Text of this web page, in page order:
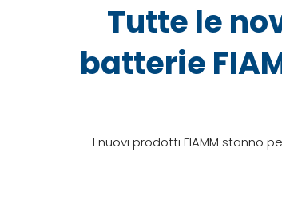
Tutte le
batterie
I nuovi prodotti FIAMM stanno